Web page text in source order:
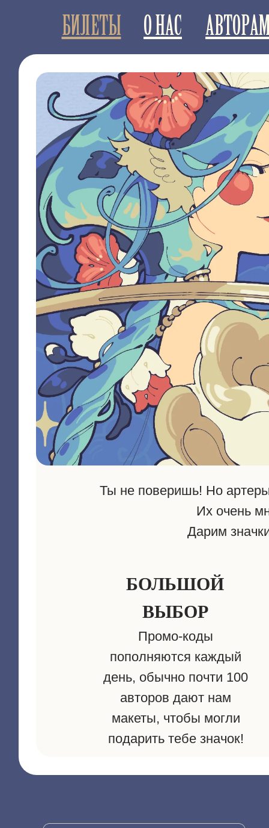
БИЛЕТЫ О НАС
Ты не поверишь! Но
Их очень
Дарим
БОЛЬШОЙ
ВЫБОР
Промо-коды
пополняются каждый
день, обычно почти 100
авторов дают нам
макеты, чтобы могли
подарить тебе значок!